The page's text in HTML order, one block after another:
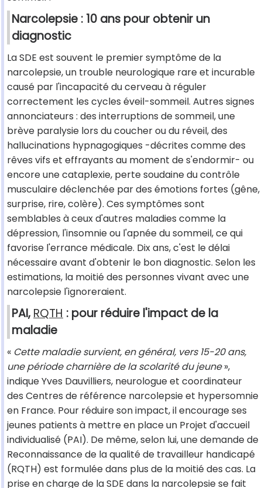
Narcolepsie : 10 ans pour obtenir un
diagnostic
La SDE est souvent le premier symptôme de la
narcolepsie, un trouble neurologique rare et incurable
causé par l'incapacité du cerveau à réguler
correctement les cycles éveil-sommeil. Autres signes
annonciateurs : des interruptions de sommeil, une
brève paralysie lors du coucher ou du réveil, des
hallucinations hypnagogiques -décrites comme des
rêves vifs et effrayants au moment de s'endormir- ou
encore une cataplexie, perte soudaine du contrôle
musculaire déclenchée par des émotions fortes (gêne,
surprise, rire, colère). Ces symptômes sont
semblables à ceux d'autres maladies comme la
dépression, l'insomnie ou l'apnée du sommeil, ce qui
favorise l'errance médicale. Dix ans, c'est le délai
nécessaire avant d'obtenir le bon diagnostic. Selon les
estimations, la moitié des personnes vivant avec une
narcolepsie l'ignoreraient.
PAI, RQTH : pour réduire l'impact de la
maladie
« Cette maladie survient, en général, vers 15-20 ans,
une période charnière de la scolarité du jeune»,
indique Yves Dauvilliers, neurologue et coordinateur
des Centres de référence narcolepsie et hypersomnie
en France. Pour réduire son impact, il encourage ses
jeunes patients à mettre en place un Projet d'accueil
individualisé (PAI). De même, selon lui, une demande de
Reconnaissance de la qualité de travailleur handicapé
(RQTH) est formulée dans plus de la moitié des cas. La
prise en charge de la SDE dans la narcolepsie se fait